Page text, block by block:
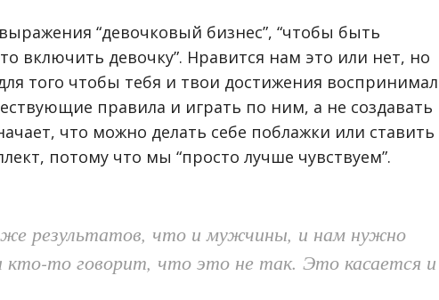
“девочковый бизнес”, “чтобы быть
включить девочку”. Нравится нам это или нет, но
того чтобы тебя и твои достижения
правила и играть по ним, а не создавать
что можно делать себе поблажки или ставить
потому что мы “просто лучше чувствуем”.
результатов, что и мужчины, и нам нужно
кто-то говорит, что это не так. Это касается и